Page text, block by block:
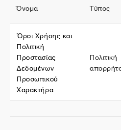
Όνομα Τύπος
Όροι Χρήσης και
Πολιτική
Προστασίας
Δεδομένων
Προσωπικού
Χαρακτήρα
Πολιτική